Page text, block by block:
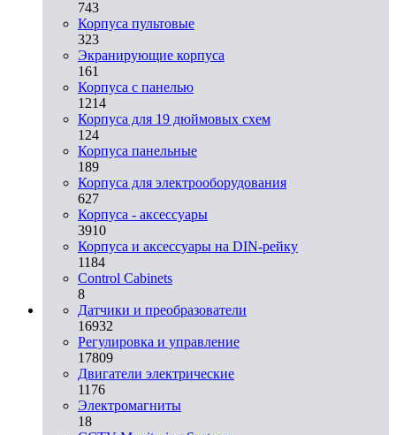
743
Корпуса пультовые
323
Экранирующие корпуса
161
Корпуса с панелью
1214
Корпуса для 19 дюймовых схем
124
Корпуса панельные
189
Корпуса для электрооборудования
627
Корпуса - аксессуары
3910
Корпуса и аксессуары на DIN-рейку
1184
Control Cabinets
8
Датчики и преобразователи
16932
Регулировка и управление
17809
Двигатели электрические
1176
Электромагниты
18